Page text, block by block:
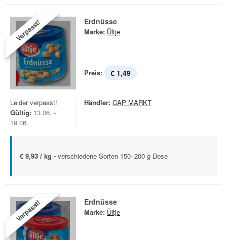
Verpasst! Erdnüsse
Marke: Ültje
Preis: € 1,49
Leider verpasst!
Gültig: 13.06. -
19.06.
Händler: CAP MARKT
€ 9,93 / kg - verschiedene Sorten 150–200 g Dose
Verpasst! Erdnüsse
Marke: Ültje